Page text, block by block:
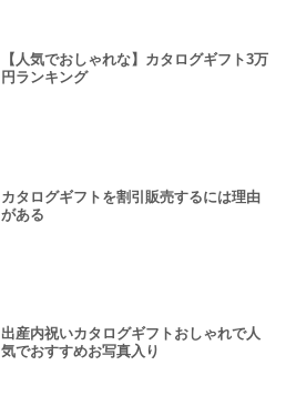
【人気でおしゃれな】カタログギフト3万
円ランキング
カタログギフトを割引販売するには理由
がある
出産内祝いカタログギフトおしゃれで人
気でおすすめお写真入り